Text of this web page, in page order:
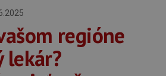
regióne
lekár?